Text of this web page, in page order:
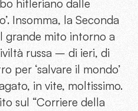
hitleriano dalle
Insomma, la Seconda
grande mito intorno a
russa – di ieri, di
per ‘salvare il mondo’
in vite, moltissimo.
sul “Corriere della